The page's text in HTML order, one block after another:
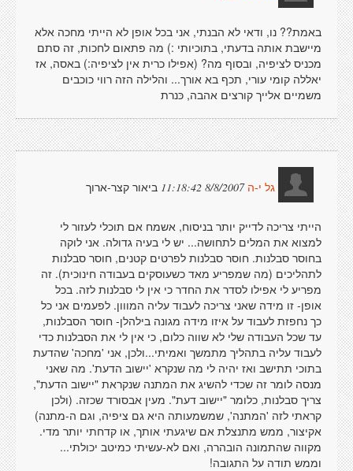
באמת?? נו, ודאי לא הבנתי, אני בכל אופן לא הייתי מחכה אלא
מיישבת אותה בדעתי, בתוכיותי :) מה פתאום לחכות, זה סתם
מכניס לציפיה, ובסוף מה? (אפילו כרית אין לציפיה:) באסה, אז
יאללה קומי עורי, תכף בא אורך... והלילה הזה רווי כוכבים
משמיים אלייך קורצים אהבה, כּנרת
גל י-ה8/8/2007 11:18:42 ביאור קצר-ארוך
הייתי צריכה לדייק יותר בניסוח, אשמח אם תוכלי לעזור לי
למצוא את המלים לתחושה... יש לי בעיה גדולה. אני לוקה
בחוסר סבלנות. חוסר סבלנות לפרטים קטנים, חוסר סבלנות
לתהליכים (מה שמפריע מאד כשעוסקים בעבודה חינוכית). זה
מפריע לי אפילו לסדר את החדר כי אין לי סבלנות לזה. בכל
אופן- זו מידה שאני צריכה לעבוד עליה המווון. לפעמים אני כל
כך נחפזת לעבוד על איזו מידה מגונה בילהלן- חוסר הסבלנות,
עד שכל העבודה שלי לא שווה כלום, כי אין לי את הסבלנות כדי
לעבוד עליה בתהליך מתמשך ואמיתי...ולכן, אני 'מחכה' שהדעת
בתוכי תתישב ואז יהיה לי מה שנקרא 'יישוב הדעת'. מה שאני
מנסה לומר זה שכדי להשיג את המתנה שנקראת "יישוב הדעת",
צריך סבלנות, כלומר "יישוב דעת". מעין אבסורד שכזה. (ולכן
קראתי לזה 'המתנה', שמשמעותה היא גם ציפיה, וגם ה-מתנה)
אקיצור, ממש מתנצלת אם שיגעתי אותך, או קדחתי יותר מדי.
מקווה שהתמונה הובהרה, ואם לא-עשיתי כמיטב יכולתי...
וממש תודה על התגובה!